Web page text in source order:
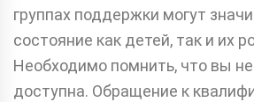
группах поддержки могут
состояние как детей, так и их
Необходимо помнить, что вы
доступна. Обращение к